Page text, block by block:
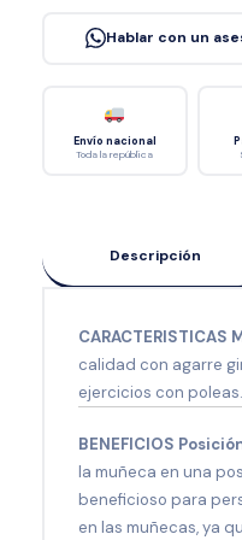
Hablar con un
Envío nacional
Toda la república
Descripción
CARACTERISTICAS
calidad con agarre
ejercicios con poleas.
BENEFICIOS
la muñeca en una
beneficioso para
en las muñecas, ya